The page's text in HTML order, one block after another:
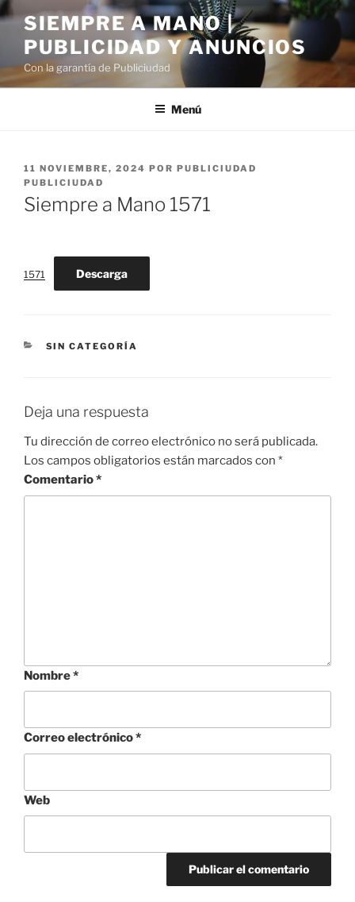
Saltar
contenido
SIEMPRE A MANO |
PUBLICIDAD Y ANUNCIOS
Con la garantía de Publiciudad
Menú
PUBLICADO
EL
11 NOVIEMBRE, 2024 POR PUBLICIUDAD
PUBLICIUDAD
Siempre a Mano 1571
1571 Descarga
CATEGORÍAS
SIN CATEGORÍA
Deja una respuesta
Tu dirección de correo electrónico no será publicada.
Los campos obligatorios están marcados con *
Comentario*
Nombre*
Correo electrónico*
Web